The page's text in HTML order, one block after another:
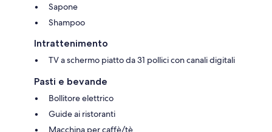
Sapone
Shampoo
Intrattenimento
TV a schermo piatto da 31 pollici con canali digitali
Pasti e bevande
Bollitore elettrico
Guide ai ristoranti
Macchina per caffè/tè